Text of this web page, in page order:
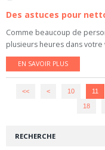
Des astuces pour
Comme beaucoup de
plusieurs heures dans votre
EN SAVOIR PLUS
<< < 10 11
18
RECHERCHE